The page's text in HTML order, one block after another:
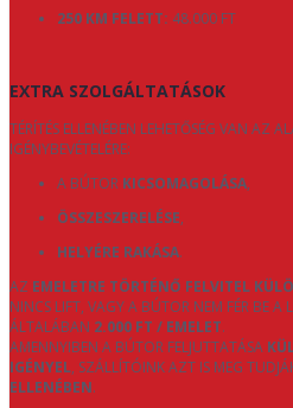
250 KM FELETT: 48.000 FT
EXTRA SZOLGÁLTATÁSOK
TÉRÍTÉS ELLENÉBEN LEHETŐSÉG VAN AZ
IGÉNYBEVÉTELÉRE:
A BÚTOR KICSOMAGOLÁSA,
ÖSSZESZERELÉSE,
HELYÉRE RAKÁSA.
AZ EMELETRE TÖRTÉNŐ FELVITEL
NINCS LIFT, VAGY A BÚTOR NEM FÉR BE A
ÁLTALÁBAN 2.000 FT / EMELET.
AMENNYIBEN A BÚTOR FELJUTTATÁSA
IGÉNYEL, SZÁLLÍTÓINK AZT IS MEG
ELLENÉBEN.